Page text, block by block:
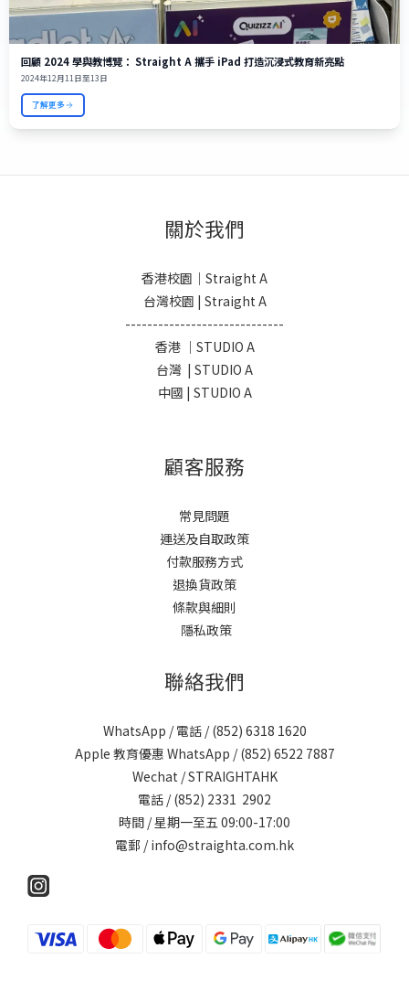
回顧 2024 學與教博覽： Straight A 攜手 iPad 打造沉浸式教育新亮點
2024年12月11日至13日
了解更多
關於我們
香港校園｜Straight A
台灣校園 | Straight A
-----------------------------
香港 ｜STUDIO A
台灣 | STUDIO A
中國 | STUDIO A
顧客服務
常見問題
運送及自取政策
付款服務方式
退換貨政策
條款與細則
隱私政策
聯絡我們
WhatsApp / 電話 / (852) 6318 1620
Apple 教育優惠 WhatsApp / (852) 6522 7887
Wechat / STRAIGHTAHK
電話 / (852) 2331 2902
時間 / 星期一至五 09:00-17:00
電郵 /info@straighta.com.hk